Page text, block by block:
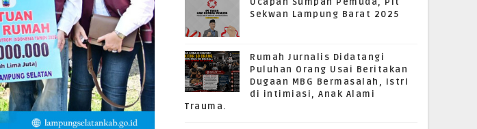
Sekwan Lampung Barat 2025
Rumah Jurnalis Didatangi
Puluhan Orang Usai Beritakan
Dugaan MBG Bermasalah, Istri
di intimiasi, Anak Alami
Trauma.